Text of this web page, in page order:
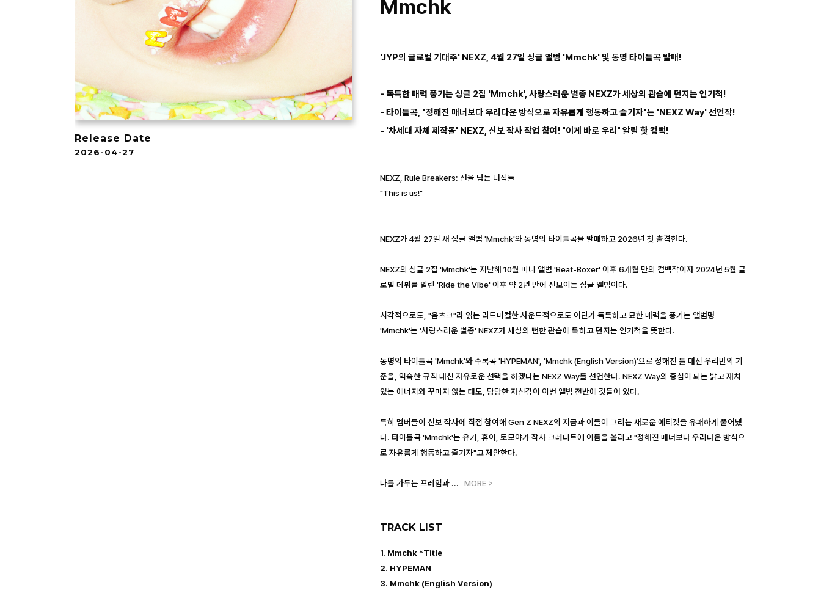
Release Date
2026-04-27
Mmchk
'JYP의 글로벌 기대주' NEXZ, 4월 27일 싱글 앨범 'Mmchk' 및 동명 타이틀곡 발매!
- 독특한 매력 풍기는 싱글 2집 'Mmchk', 사랑스러운 별종 NEXZ가 세상의 관습에 던지는 인기척!
- 타이틀곡, "정해진 매너보다 우리다운 방식으로 자유롭게 행동하고 즐기자"는 'NEXZ Way' 선언작!
- '차세대 자체 제작돌' NEXZ, 신보 작사 작업 참여! "이게 바로 우리" 알릴 핫 컴백!
NEXZ, Rule Breakers: 선을 넘는 녀석들
"This is us!"
NEXZ가 4월 27일 새 싱글 앨범 'Mmchk'와 동명의 타이틀곡을 발매하고 2026년 첫 출격한다.
NEXZ의 싱글 2집 'Mmchk'는 지난해 10월 미니 앨범 'Beat-Boxer' 이후 6개월 만의 컴백작이자 2024년 5월 글
로벌 데뷔를 알린 'Ride the Vibe' 이후 약 2년 만에 선보이는 싱글 앨범이다.
시각적으로도, "음츠크"라 읽는 리드미컬한 사운드적으로도 어딘가 독특하고 묘한 매력을 풍기는 앨범명
'Mmchk'는 '사랑스러운 별종' NEXZ가 세상의 뻔한 관습에 툭하고 던지는 인기척을 뜻한다.
동명의 타이틀곡 'Mmchk'와 수록곡 'HYPEMAN', 'Mmchk (English Version)'으로 정해진 틀 대신 우리만의 기
준을, 익숙한 규칙 대신 자유로운 선택을 하겠다는 NEXZ Way를 선언한다. NEXZ Way의 중심이 되는 밝고 재치
있는 에너지와 꾸미지 않는 태도, 당당한 자신감이 이번 앨범 전반에 깃들어 있다.
특히 멤버들이 신보 작사에 직접 참여해 Gen Z NEXZ의 지금과 이들이 그리는 새로운 에티켓을 유쾌하게 풀어냈
다. 타이틀곡 'Mmchk'는 유키, 휴이, 토모야가 작사 크레디트에 이름을 올리고 "정해진 매너보다 우리다운 방식으
로 자유롭게 행동하고 즐기자"고 제안한다.
나를 가두는 프레임과 ... MORE >
TRACK LIST
1. Mmchk *Title
2. HYPEMAN
3. Mmchk (English Version)